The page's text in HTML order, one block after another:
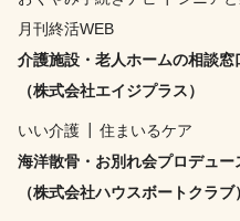
月刊終活WEB
介護施設・老人ホームの相談窓
（株式会社エイジプラス）
いい介護
住まいるケア
海洋散骨・お別れ会プロデュー
（株式会社ハウスボートクラブ）